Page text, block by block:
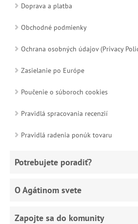
Doprava a platba
Obchodné podmienky
Ochrana osobných údajov (Privacy
Zasielanie po Európe
Poučenie o súboroch cookies
Pravidlá spracovania recenzií
Pravidlá radenia ponúk tovaru
Potrebujete poradiť?
O Agátinom svete
Zapojte sa do komunity